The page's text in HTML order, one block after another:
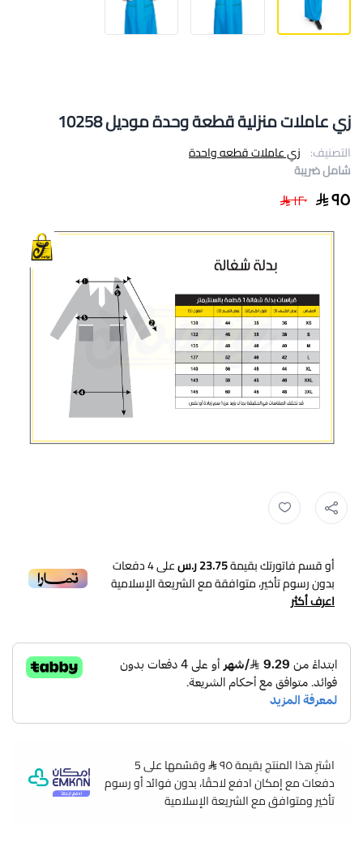
زي عاملات منزلية قطعة وحدة موديل 10258
التصنيف: زي عاملات قطعه واحدة
شامل ضريبة
٩٥ ١٢٠
زي عاملات منزلية ,
أو قسم فاتورتك بقيمة23.75 ر.س على4دفعات
بدون رسوم تأخير، متوافقة مع الشريعة الإسلامية
اعرف أكثر
اشترِ هذا المنتج بقيمة ٩٥
وقسّمها على 5
دفعات مع إمكان ادفع لاحقًا، بدون فوائد أو رسوم
تأخير ومتوافق مع الشريعة الإسلامية